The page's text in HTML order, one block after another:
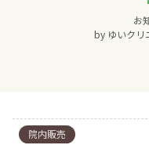
お
by ゆいクリ
院内販売
院長
ゆいク